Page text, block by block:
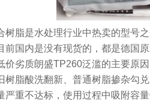
树脂是水处理行业中热卖的型号
前国内是没有现货的，都是德国
劣质朗盛TP260泛滥的主要原因
树脂酸洗翻新、普通树脂掺杂勾
严重不达标，使用过程中吸附容